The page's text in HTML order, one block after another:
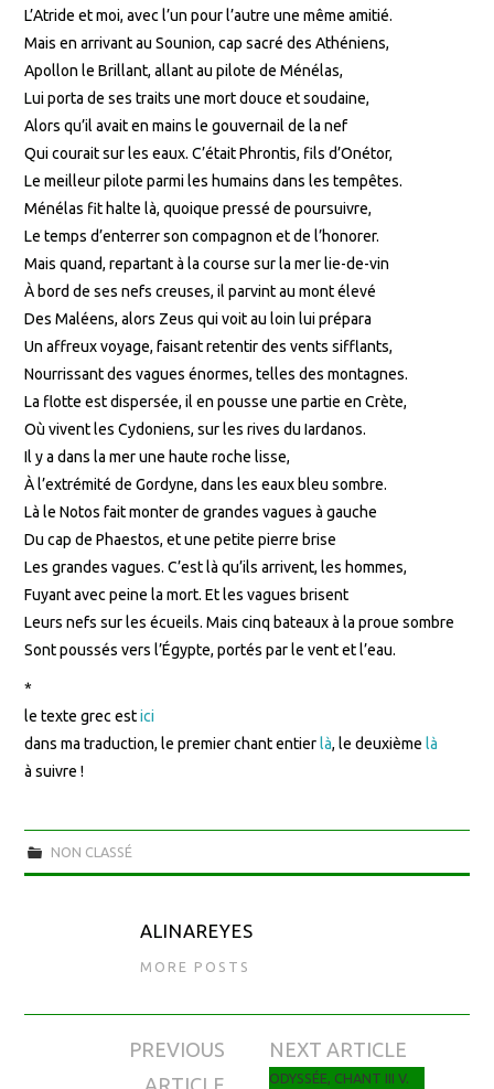
L’Atride et moi, avec l’un pour l’autre une même amitié.
Mais en arrivant au Sounion, cap sacré des Athéniens,
Apollon le Brillant, allant au pilote de Ménélas,
Lui porta de ses traits une mort douce et soudaine,
Alors qu’il avait en mains le gouvernail de la nef
Qui courait sur les eaux. C’était Phrontis, fils d’Onétor,
Le meilleur pilote parmi les humains dans les tempêtes.
Ménélas fit halte là, quoique pressé de poursuivre,
Le temps d’enterrer son compagnon et de l’honorer.
Mais quand, repartant à la course sur la mer lie-de-vin
À bord de ses nefs creuses, il parvint au mont élevé
Des Maléens, alors Zeus qui voit au loin lui prépara
Un affreux voyage, faisant retentir des vents sifflants,
Nourrissant des vagues énormes, telles des montagnes.
La flotte est dispersée, il en pousse une partie en Crète,
Où vivent les Cydoniens, sur les rives du Iardanos.
Il y a dans la mer une haute roche lisse,
À l’extrémité de Gordyne, dans les eaux bleu sombre.
Là le Notos fait monter de grandes vagues à gauche
Du cap de Phaestos, et une petite pierre brise
Les grandes vagues. C’est là qu’ils arrivent, les hommes,
Fuyant avec peine la mort. Et les vagues brisent
Leurs nefs sur les écueils. Mais cinq bateaux à la proue sombre
Sont poussés vers l’Égypte, portés par le vent et l’eau.
*
le texte grec estici
dans ma traduction, le premier chant entier là, le deuxième là
à suivre !
NON CLASSÉ
ALINAREYES
MORE POSTS
Navigation des articles
PREVIOUS
ARTICLE
NEXT ARTICLE
ODYSSÉE, CHANT III V.